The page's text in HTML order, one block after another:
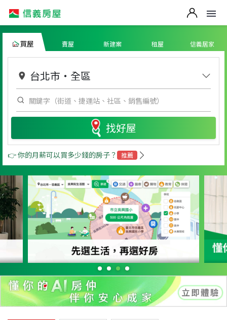
買屋 賣屋 新建案 租屋 信義居家
台北市 ・ 全區
找好屋
👉 你的月薪可以買多少錢的房子？ 推薦